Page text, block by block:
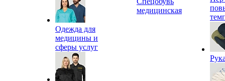
Одежда для
медицины и
сферы услуг
медицинская